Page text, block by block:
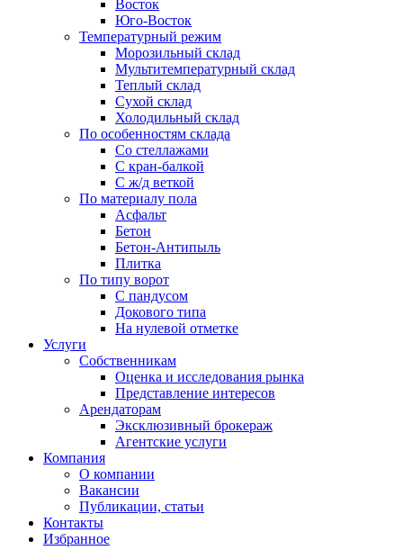
Восток
Юго-Восток
Температурный режим
Морозильный склад
Мультитемпературный склад
Теплый склад
Сухой склад
Холодильный склад
По особенностям склада
Со стеллажами
С кран-балкой
С ж/д веткой
По материалу пола
Асфальт
Бетон
Бетон-Антипыль
Плитка
По типу ворот
С пандусом
Докового типа
На нулевой отметке
Услуги
Собственникам
Оценка и исследования рынка
Представление интересов
Арендаторам
Эксклюзивный брокераж
Агентские услуги
Компания
О компании
Вакансии
Публикации, статьи
Контакты
Избранное